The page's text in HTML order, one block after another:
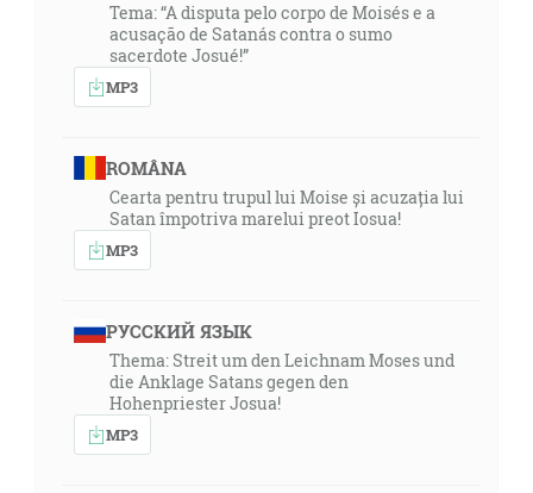
Tema: “A disputa pelo corpo de Moisés e a
acusação de Satanás contra o sumo
sacerdote Josué!”
MP3
ROMÂNA
Cearta pentru trupul lui Moise și acuzația lui
Satan împotriva marelui preot Iosua!
MP3
РУССКИЙ ЯЗЫК
Thema: Streit um den Leichnam Moses und
die Anklage Satans gegen den
Hohenpriester Josua!
MP3